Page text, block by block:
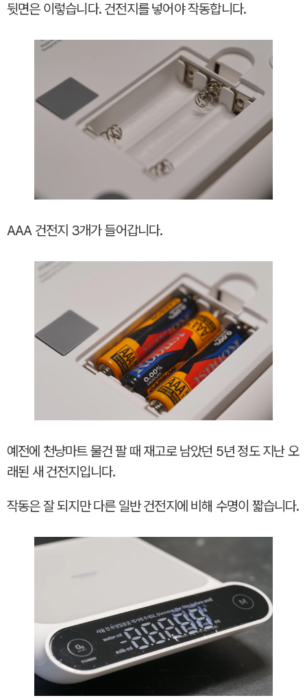
뒷면은 이렇습니다. 건전지를 넣어야 작동합니다.
AAA 건전지 3개가 들어갑니다.
예전에 천냥마트 물건 팔 때 재고로 남았던 5년 정도 지난 오
래된 새 건전지입니다.
작동은 잘 되지만 다른 일반 건전지에 비해 수명이 짧습니다.